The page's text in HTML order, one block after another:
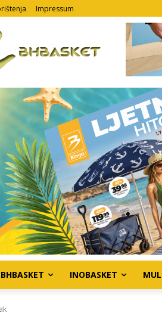
Impressum
BHBASKET INOBASKET